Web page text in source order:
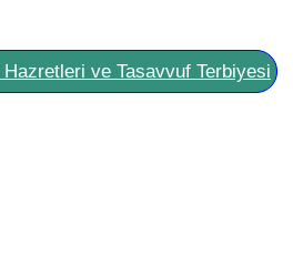
ve Tasavvuf Terbiyesi